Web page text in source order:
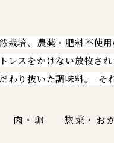
栽培、農薬・肥料不使用
レスをかけない放牧され
わり抜いた調味料。
そ
肉・卵 惣菜・お